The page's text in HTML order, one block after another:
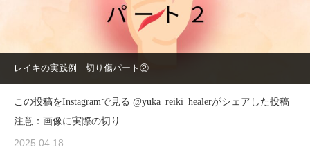
レイキの実践例 切り傷パート②
この投稿をInstagramで見る @yuka_reiki_healerがシェアした投稿
注意：画像に実際の切り…
2025.04.18